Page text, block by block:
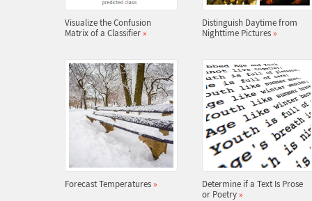
Visualize the Confusion
Matrix of a Classifier »
Distinguish Daytime from
Nighttime Pictures »
Forecast Temperatures »
Determine if a Text Is Prose
or Poetry »